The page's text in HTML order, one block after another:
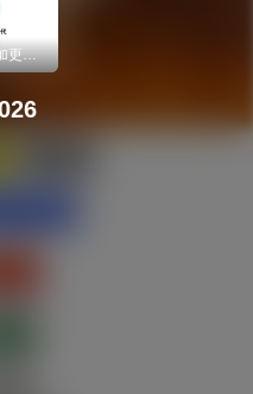
20260808加更版：歌手全员走心回忆